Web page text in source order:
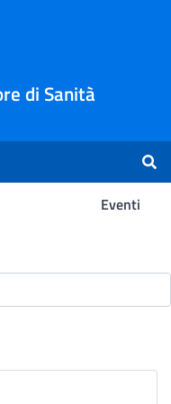
di Sanità
Eventi
-